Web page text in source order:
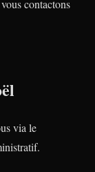
contactons
via le